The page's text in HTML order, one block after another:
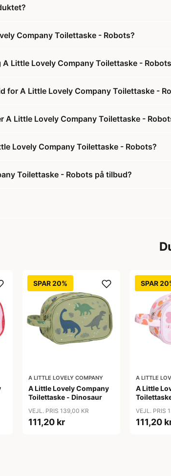
Company Toilettaske - Robots?
Little Lovely Company Toilettaske -
for A Little Lovely Company Toilettaske -
A Little Lovely Company Toilettaske -
Lovely Company Toilettaske - Robots?
Toilettaske - Robots på tilbud?
SPAR 20%
A LITTLE LOVELY COMPANY
A Little Lovely Company
Toilettaske - Dinosaur
VEJL. PRIS 139,00 KR
111,20 kr
SPAR
A LITTLE
A Little
VEJL. PRIS
111,20